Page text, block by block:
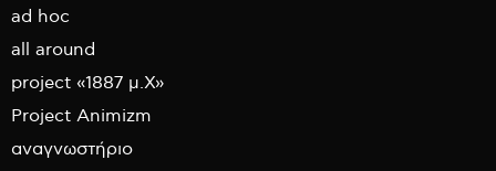
ad hoc
all around
project «1887 μ.Χ»
Project Animizm
αναγνωστήριο